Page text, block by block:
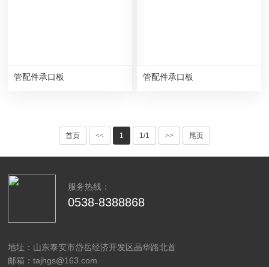
管配件承口板 管配件承口板
首页 << 1 1/1 >> 尾页
服务热线：
0538-8388868
地址：山东泰安市岱岳经济开发区晶华路北首
邮箱：tajhgs@163.com